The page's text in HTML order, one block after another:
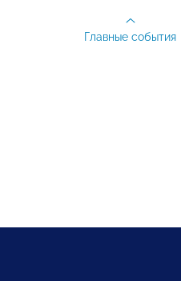
Главные события